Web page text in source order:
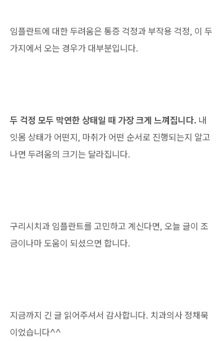
임플란트에 대한 두려움은 통증 걱정과 부작용 걱정, 이 두
가지에서 오는 경우가 대부분입니다.
두 걱정 모두 막연한 상태일 때 가장 크게 느껴집니다. 내
잇몸 상태가 어떤지, 마취가 어떤 순서로 진행되는지 알고
나면 두려움의 크기는 달라집니다.
구리시치과 임플란트를 고민하고 계신다면, 오늘 글이 조
금이나마 도움이 되셨으면 합니다.
지금까지 긴 글 읽어주셔서 감사합니다. 치과의사 정채묵
이었습니다^^